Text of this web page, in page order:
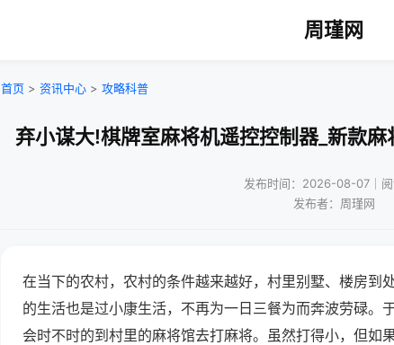
周瑾网
首页 > 资讯中心 > 攻略科普
弃小谋大!棋牌室麻将机遥控控制器_新款
发布时间：2026-08-07｜
发布者：周瑾网
在当下的农村，农村的条件越来越好，村里别墅、楼房到
的生活也是过小康生活，不再为一日三餐为而奔波劳碌。
会时不时的到村里的麻将馆去打麻将。虽然打得小，但如